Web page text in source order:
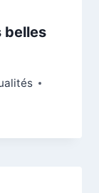
belles